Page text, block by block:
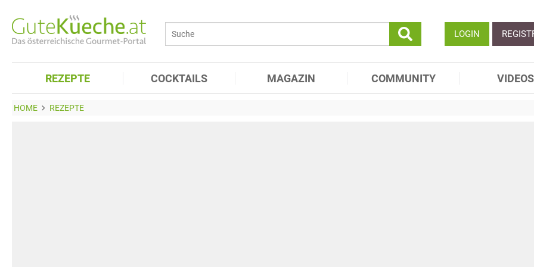
LOGIN
REZEPTE COCKTAILS MAGAZIN COMMUNITY VIDEOS
HOME REZEPTE